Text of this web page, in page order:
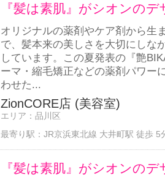
『髪は素肌』がシオンの
オリジナルの薬剤やケア剤から生
で、髪本来の美しさを大切にしな
しています。この夏発表の『艶
ーマ・縮毛矯正などの薬剤パワー
わせた...
ZionCORE店 (美容室)
エリア： 品川区
最寄り駅： JR京浜東北線 大井町駅 徒歩 5
『髪は素肌』がシオンの